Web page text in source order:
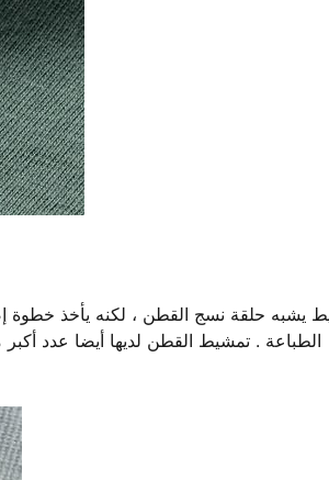
يشبه حلقة نسج القطن ، لكنه يأخذ خطوة